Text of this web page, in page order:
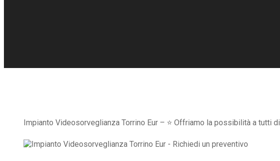
Impianto Videosorveglianza Torrino Eur – ⭐ Offriamo la possibilità a tutti